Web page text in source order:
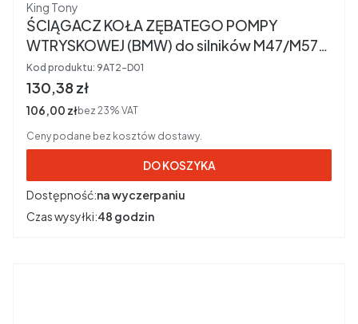
Producent
King Tony
ŚCIĄGACZ KOŁA ZĘBATEGO POMPY
WTRYSKOWEJ (BMW) do silników M47/M57
King Tony 9AT2-D01
Kod produktu: 9AT2-D01
Cena brutto
130,38 zł
Cena netto
106,00 złbez 23% VAT
Ceny podane bez kosztów dostawy.
DO KOSZYKA
Dostępność:na wyczerpaniu
Czas wysyłki:48 godzin